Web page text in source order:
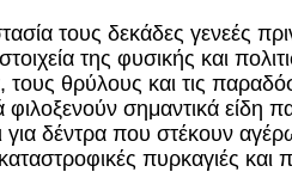
τους δεκάδες γενεές
της φυσικής και
θρύλους και τις
σημαντικά είδη
για δέντρα που στέκουν
πυρκαγιές